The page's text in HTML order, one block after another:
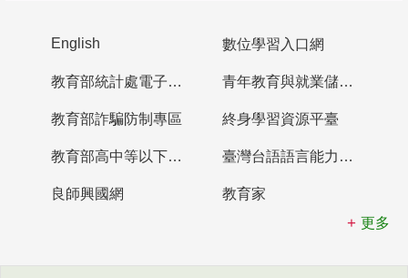
English 數位學習入口網
教育部統計處電子書櫃 青年教育與就業儲蓄帳戶
教育部詐騙防制專區 終身學習資源平臺
教育部高中等以下學校及幼兒園教師資格檢定考試 臺灣台語語言能力認證網站
良師興國網
教育家
更多